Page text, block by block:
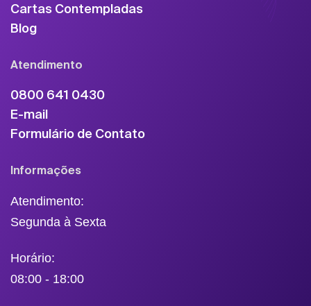
Cartas Contempladas
Blog
Atendimento
0800 641 0430
E-mail
Formulário de Contato
Informações
Atendimento:
Segunda à Sexta
Horário:
08:00 - 18:00